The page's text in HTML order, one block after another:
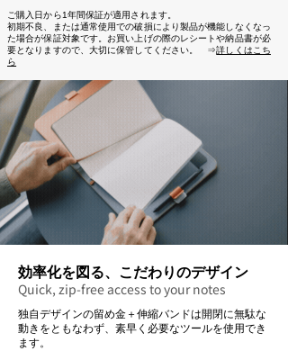
ご購入日から1年間保証が適用されます。
初期不良、または通常使用での破損により製品が機能しなくなっ
た場合が保証対象です。お買い上げの際のレシートや納品書が必
要となりますので、大切に保管してください。 ⇒詳しくはこち
ら
効率化を図る、こだわりのデザイン
Quick, zip-free access to your notes
独自デザインの留め金＋伸縮バンドは開閉に無駄な
動きをともなわず、素早く必要なツールを使用でき
ます。